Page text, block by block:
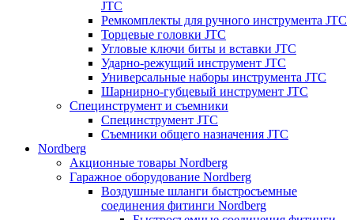
JTC
Ремкомплекты для ручного инструмента JTC
Торцевые головки JTC
Угловые ключи биты и вставки JTC
Ударно-режущий инструмент JTC
Универсальные наборы инструмента JTC
Шарнирно-губцевый инструмент JTC
Специнструмент и съемники
Специнструмент JTC
Съемники общего назначения JTC
Nordberg
Акционные товары Nordberg
Гаражное оборудование Nordberg
Воздушные шланги быстросъемные
соединения фитинги Nordberg